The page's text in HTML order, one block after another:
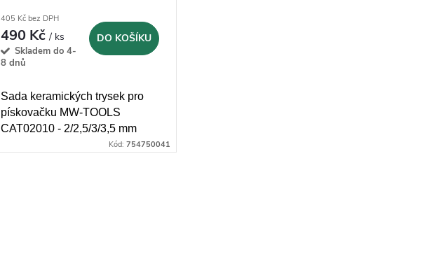
405 Kč bez DPH
490 Kč/ ks
Skladem do 4-
8 dnů
DO KOŠÍKU
Sada keramických trysek pro
pískovačku MW-TOOLS
CAT02010 - 2/2,5/3/3,5 mm
Kód: 754750041